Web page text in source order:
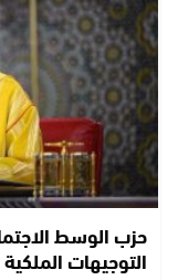
حزب الوسط
التوجيهات